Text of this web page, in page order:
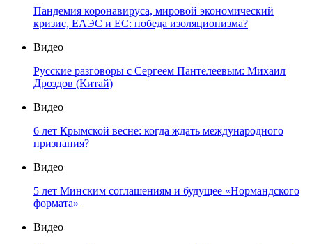
Пандемия коронавируса, мировой экономический
кризис, ЕАЭС и ЕС: победа изоляционизма?
Видео
Русские разговоры с Сергеем Пантелеевым: Михаил
Дроздов (Китай)
Видео
6 лет Крымской весне: когда ждать международного
признания?
Видео
5 лет Минским соглашениям и будущее «Нормандского
формата»
Видео